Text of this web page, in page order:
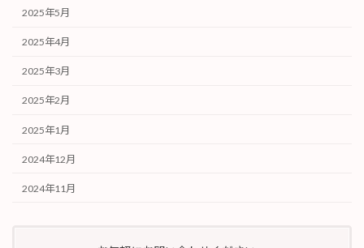
2025年5月
2025年4月
2025年3月
2025年2月
2025年1月
2024年12月
2024年11月